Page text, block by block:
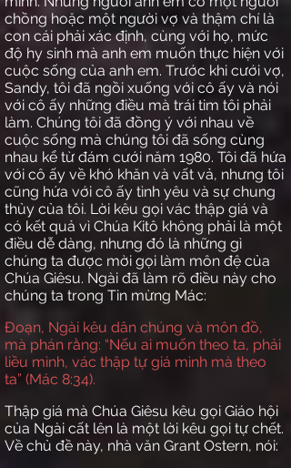
chồng hoặc một người vợ và thậm chí là
con cái phải xác định, cùng với họ, mức
độ hy sinh mà anh em muốn thực hiện với
cuộc sống của anh em. Trước khi cưới vợ,
Sandy, tôi đã ngồi xuống với cô ấy và nói
với cô ấy những điều mà trái tim tôi phải
làm. Chúng tôi đã đồng ý với nhau về
cuộc sống mà chúng tôi đã sống cùng
nhau kể từ đám cưới năm 1980. Tôi đã hứa
với cô ấy về khó khăn và vất vả, nhưng tôi
cũng hứa với cô ấy tình yêu và sự chung
thủy của tôi. Lời kêu gọi vác thập giá và
có kết quả vì Chúa Kitô không phải là một
điều dễ dàng, nhưng đó là những gì
chúng ta được mời gọi làm môn đệ của
Chúa Giêsu. Ngài đã làm rõ điều này cho
chúng ta trong Tin mừng Mác:
Đoạn, Ngài kêu dân chúng và môn đồ,
mà phán rằng: “Nếu ai muốn theo ta, phải
liều mình, vác thập tự giá mình mà theo
ta” (Mác 8:34).
Thập giá mà Chúa Giêsu kêu gọi Giáo hội
của Ngài cất lên là một lời kêu gọi tự chết.
Về chủ đề này, nhà văn Grant Ostern, nói: